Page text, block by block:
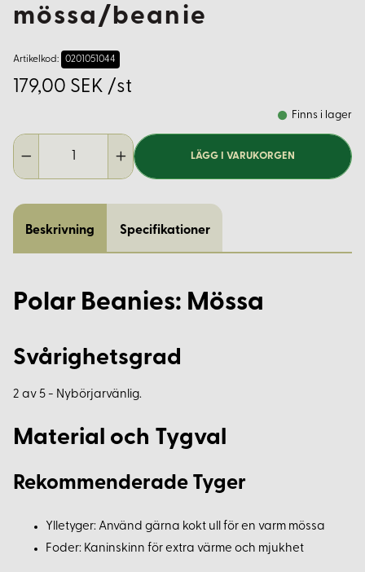
mössa/beanie
Artikelkod: 0201051044
179,00 SEK /st
Finns i lager
LÄGG I VARUKORGEN
Beskrivning Specifikationer
Polar Beanies: Mössa
Svårighetsgrad
2 av 5 - Nybörjarvänlig.
Material och Tygval
Rekommenderade Tyger
Ylletyger: Använd gärna kokt ull för en varm mössa
Foder: Kaninskinn för extra värme och mjukhet